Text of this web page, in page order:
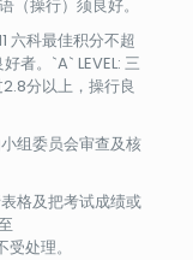
（操行）须良好。
六科最佳积分不超
者。`A` LEVEL: 三
分以上，操行良
组委员会审查及核
格及把考试成绩或
处理。